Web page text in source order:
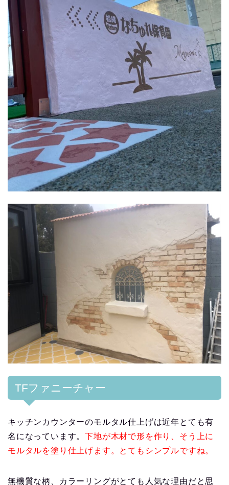
TFファニーチャー
キッチンカウンターのモルタル仕上げは近年とても有
名になっています。下地が木材で形を作り、そう上に
モルタルを塗り仕上げます。とてもシンプルですね。
無機質な柄、カラーリングがとても人気な理由だと思